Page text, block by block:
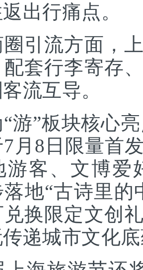
出行痛点。
流方面，上
套行李寄存
流互导。
”板块核心亮
月8日限量首
游客、文博爱
地“古诗里
换限定文创
递城市文化